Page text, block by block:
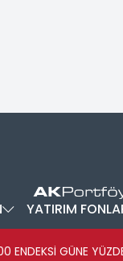
YATIRIM
ENDEKSİ GÜNE